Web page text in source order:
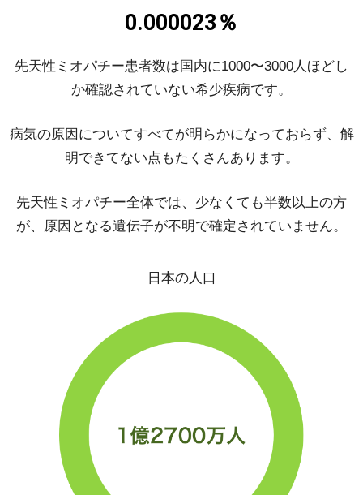
0.000023％
先天性ミオパチー患者数は国内に1000〜3000人ほどし
か確認されていない希少疾病です。
病気の原因についてすべてが明らかになっておらず、解
明できてない点もたくさんあります。
先天性ミオパチー全体では、少なくても半数以上の方
が、原因となる遺伝子が不明で確定されていません。
日本の人口